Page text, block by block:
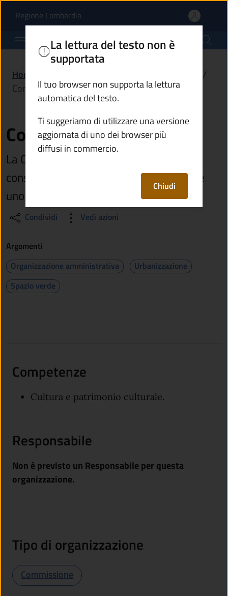
Commissione cultura |
Regione Lombardia(apre in un'altra scheda).
Comune di Breno
Home
/
Commissione cultura
Commissione cultura
La Commissione è composta da due
consiglieri designati dalla maggioranza e
uno della minoranza
Condividi Vedi azioni
La lettura del testo non è
supportata
Il tuo browser non supporta la lettura
automatica del testo.
Ti suggeriamo di utilizzare una versione
aggiornata di uno dei browser più
diffusi in commercio.
Chiudi
Argomenti
Organizzazione amministrativa
Urbanizzazione
Spazio verde
Competenze
Cultura e patrimonio culturale.
Responsabile
Non è previsto un Responsabile per questa
organizzazione.
Tipo di organizzazione
Commissione